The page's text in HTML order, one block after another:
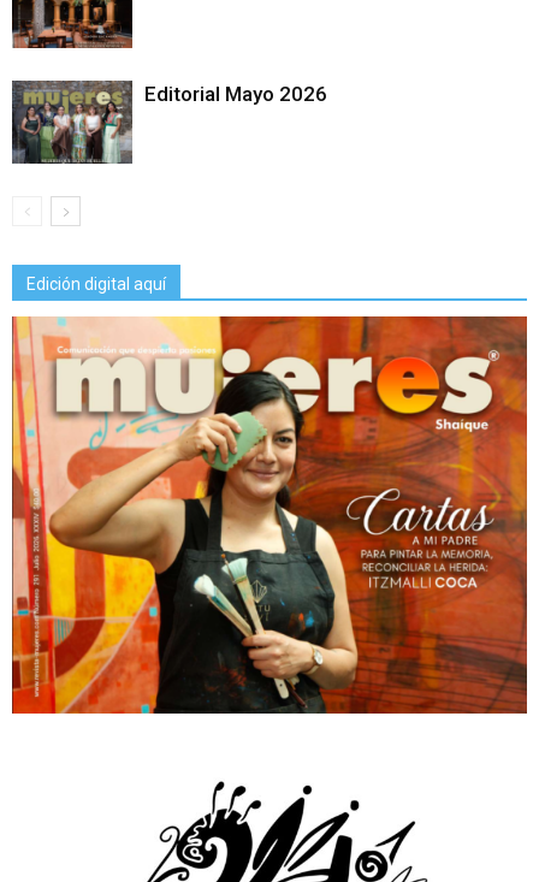
Editorial Mayo 2026
Edición digital aquí